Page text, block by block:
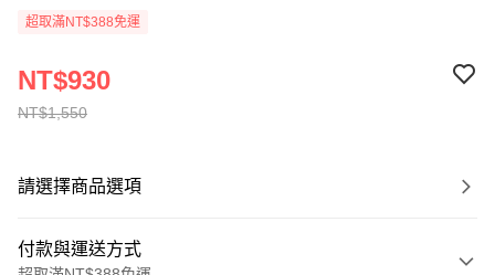
超取滿NT$388免運
NT$1,550
NT$930
請選擇商品選項
付款與運送方式